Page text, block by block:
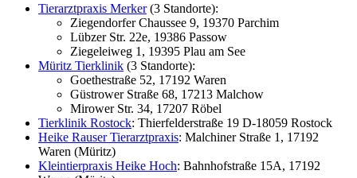
Tier­arzt­pra­xis Mer­ker(3 Stand­or­te):
Zie­gen­dor­fer Chaus­see 9, 19370 Par­chim
Lüb­zer Str. 22e, 19386 Pas­sow
Zie­gel­ei­weg 1, 19395 Plau am See
Müritz Tier­kli­nik (3 Stand­or­te):
Goe­the­stra­ße 52, 17192 Waren
Güs­trower Stra­ße 68, 17213 Mal­chow
Mirower Str. 34, 17207 Röbel
Tier­kli­nik Ros­tock: Thier­fel­d­er­stra­ße 19 D‑18059 Ros­tock
Hei­ke Rau­ser Tier­arzt­pra­xis: Mal­chi­ner Stra­ße 1, 17192
Waren (Müritz)
Klein­tier­pra­xis Hei­ke Hoch: Bahn­hof­stra­ße 15A, 17192